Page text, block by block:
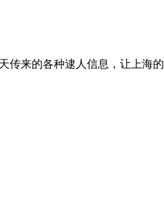
传来的各种逮人信息，让上海